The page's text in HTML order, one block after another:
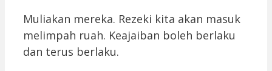
Muliakan mereka. Rezeki kita akan masuk
melimpah ruah. Keajaiban boleh berlaku
dan terus berlaku.